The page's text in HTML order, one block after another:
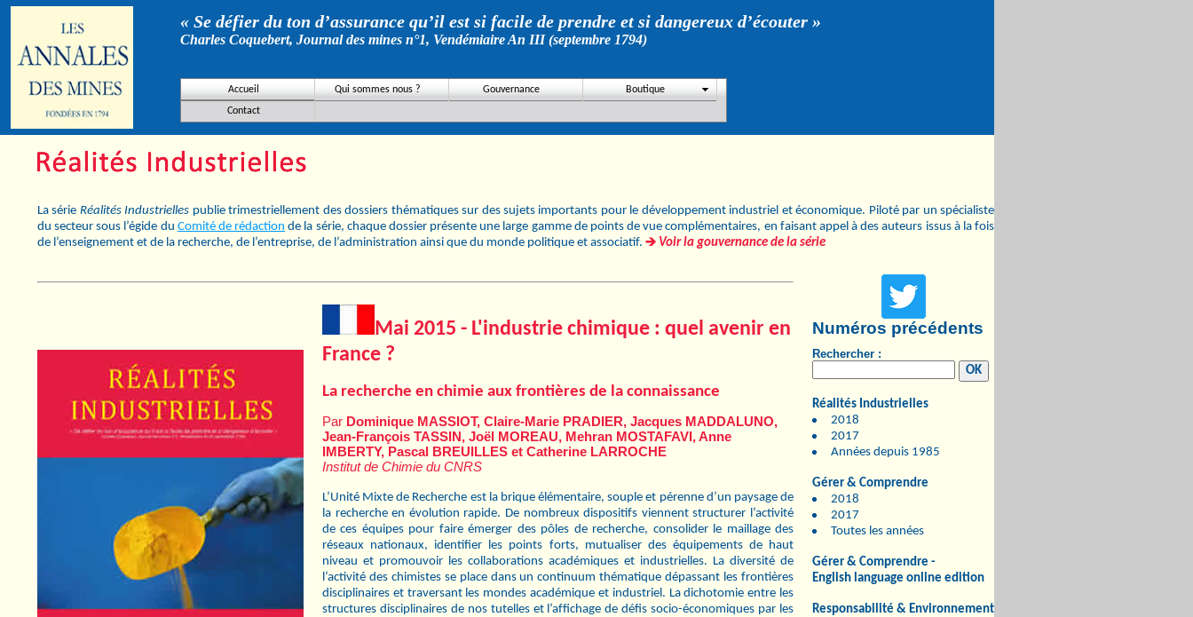
« Se défier du ton d’assurance qu’il est si facile de prendre et si dangereux d’écouter »
Charles Coquebert, Journal des mines n°1, Vendémiaire An III (septembre 1794)
Accueil Qui sommes nous ? Gouvernance
Boutique
Contact
La série Réalités Industrielles publie trimestriellement des dossiers thématiques sur des sujets importants pour le développement industriel et économique. Piloté par un spécialiste
du secteur sous l’égide du Comité de rédaction de la série, chaque dossier présente une large gamme de points de vue complémentaires, en faisant appel à des auteurs issus à la fois
de l’enseignement et de la recherche, de l’entreprise, de l’administration ainsi que du monde politique et associatif.
Voir la gouvernance de la série
Numéros précédents
Rechercher :
Réalités Industrielles
2018
2017
Années depuis 1985
Gérer & Comprendre
2018
2017
Toutes les années
Gérer & Comprendre -
English language online edition
Responsabilité & Environnement
Mai 2015 - L'industrie chimique : quel avenir en
France ?
La recherche en chimie aux frontières de la connaissance
Par Dominique MASSIOT, Claire-Marie PRADIER, Jacques MADDALUNO,
Jean-François TASSIN, Joël MOREAU, Mehran MOSTAFAVI, Anne
IMBERTY, Pascal BREUILLES et Catherine LARROCHE
Institut de Chimie du CNRS
L’Unité Mixte de Recherche est la brique élémentaire, souple et pérenne d’un paysage de
la recherche en évolution rapide. De nombreux dispositifs viennent structurer l’activité
de ces équipes pour faire émerger des pôles de recherche, consolider le maillage des
réseaux nationaux, identiﬁer les points forts, mutualiser des équipements de haut
niveau et promouvoir les collaborations académiques et industrielles. La diversité de
l’activité des chimistes se place dans un continuum thématique dépassant les frontières
disciplinaires et traversant les mondes académique et industriel. La dichotomie entre les
structures disciplinaires de nos tutelles et l’afﬁchage de déﬁs socio-économiques par les